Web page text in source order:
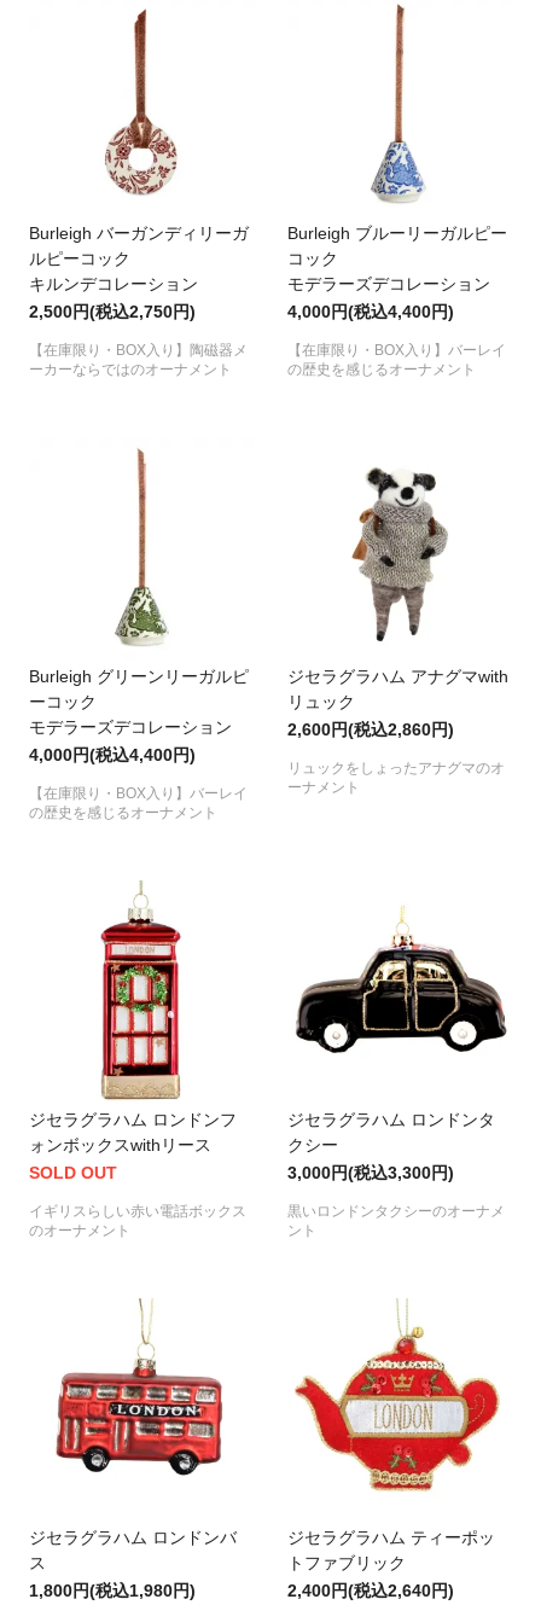
Burleigh バーガンディリーガ
ルピーコック
キルンデコレーション
2,500円(税込2,750円)
【在庫限り・BOX入り】陶磁器メ
ーカーならではのオーナメント
Burleigh ブルーリーガルピー
コック
モデラーズデコレーション
4,000円(税込4,400円)
【在庫限り・BOX入り】バーレイ
の歴史を感じるオーナメント
Burleigh グリーンリーガルピ
ーコック
モデラーズデコレーション
4,000円(税込4,400円)
【在庫限り・BOX入り】バーレイ
の歴史を感じるオーナメント
ジセラグラハム アナグマwith
リュック
2,600円(税込2,860円)
リュックをしょったアナグマのオ
ーナメント
ジセラグラハム ロンドンフ
ォンボックスwithリース
SOLD OUT
イギリスらしい赤い電話ボックス
のオーナメント
ジセラグラハム ロンドンタ
クシー
3,000円(税込3,300円)
黒いロンドンタクシーのオーナメ
ント
ジセラグラハム ロンドンバ
ス
1,800円(税込1,980円)
ジセラグラハム ティーポッ
トファブリック
2,400円(税込2,640円)